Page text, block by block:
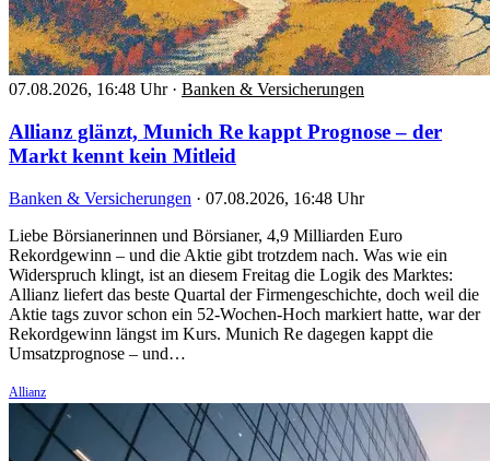
07.08.2026, 16:48 Uhr · Banken & Versicherungen
Allianz glänzt, Munich Re kappt Prognose – der
Markt kennt kein Mitleid
Banken & Versicherungen · 07.08.2026, 16:48 Uhr
Liebe Börsianerinnen und Börsianer, 4,9 Milliarden Euro
Rekordgewinn – und die Aktie gibt trotzdem nach. Was wie ein
Widerspruch klingt, ist an diesem Freitag die Logik des Marktes:
Allianz liefert das beste Quartal der Firmengeschichte, doch weil die
Aktie tags zuvor schon ein 52-Wochen-Hoch markiert hatte, war der
Rekordgewinn längst im Kurs. Munich Re dagegen kappt die
Umsatzprognose – und…
Allianz